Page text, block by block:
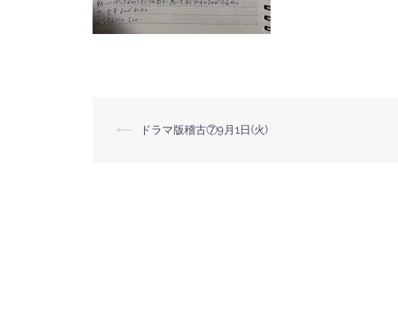
投
⟵ ドラマ版稽古⑦9月1日(火)